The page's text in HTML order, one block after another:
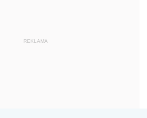
1959REKLAMA